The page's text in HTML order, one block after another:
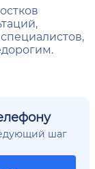
шаг